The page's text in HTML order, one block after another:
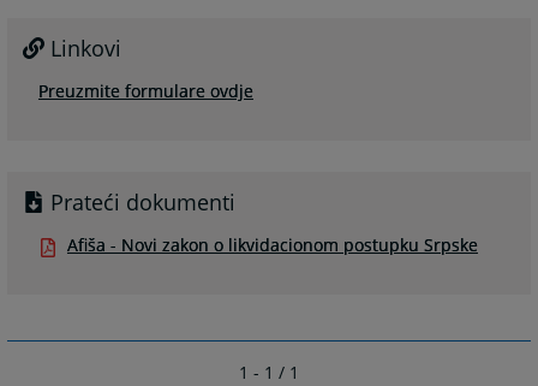
Linkovi
Preuzmite formulare ovdje
Prateći dokumenti
Afiša - Novi zakon o likvidacionom postupku Srpske
1 - 1 / 1